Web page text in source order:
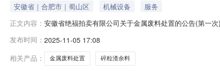
安徽省｜合肥市｜蜀山区 机械设备
服务
正文内容： 安徽省绝福拍卖有限公司关于金属废料处置的公告(第一
何解释，标的物因存放时间年限已久来源某厂家设备仪
话联系。2、标的物地址：因标的物库房涉及全
发布时间： 2025-11-05 17:08
相关产品：
金属废料处置 碎粒渣余料